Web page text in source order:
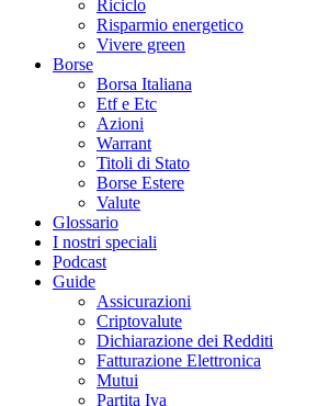
Riciclo
Risparmio energetico
Vivere green
Borse
Borsa Italiana
Etf e Etc
Azioni
Warrant
Titoli di Stato
Borse Estere
Valute
Glossario
I nostri speciali
Podcast
Guide
Assicurazioni
Criptovalute
Dichiarazione dei Redditi
Fatturazione Elettronica
Mutui
Partita Iva